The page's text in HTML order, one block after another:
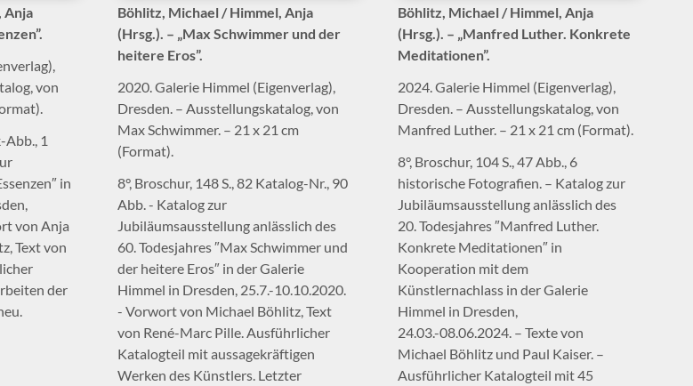
Anja
von
Abb., 1
in
von Anja
Text von
der
Böhlitz, Michael / Himmel, Anja
(Hrsg.). – „Max Schwimmer und der
heitere Eros”.
2020. Galerie Himmel (Eigenverlag),
Dresden. – Ausstellungskatalog, von
Max Schwimmer. – 21 x 21 cm
(Format).
8°, Broschur, 148 S., 82 Katalog-Nr., 90
Abb. - Katalog zur
Jubiläumsausstellung anlässlich des
60. Todesjahres ″Max Schwimmer und
der heitere Eros″ in der Galerie
Himmel in Dresden, 25.7.-10.10.2020.
- Vorwort von Michael Böhlitz, Text
von René-Marc Pille. Ausführlicher
Katalogteil mit aussagekräftigen
Werken des Künstlers. Letzter
Böhlitz, Michael / Himmel, Anja
(Hrsg.). – „Manfred Luther. Konkrete
Meditationen”.
2024. Galerie Himmel (Eigenverlag),
Dresden. – Ausstellungskatalog, von
Manfred Luther. – 21 x 21 cm (Format).
8°, Broschur, 104 S., 47 Abb., 6
historische Fotografien. – Katalog zur
Jubiläumsausstellung anlässlich des
20. Todesjahres ″Manfred Luther.
Konkrete Meditationen″ in
Kooperation mit dem
Künstlernachlass in der Galerie
Himmel in Dresden,
24.03.-08.06.2024. – Texte von
Michael Böhlitz und Paul Kaiser. –
Ausführlicher Katalogteil mit 45